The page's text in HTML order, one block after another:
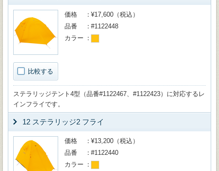
比較する
価格
¥17,600（税込）
品番
#1122448
カラー
ステラリッジテント4型（品番#1122467、#1122423）に対応するレ
インフライです。
12 ステラリッジ2 フライ
価格
¥13,200（税込）
品番
#1122440
カラー